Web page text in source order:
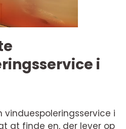
i
i
at finde en, der lever op